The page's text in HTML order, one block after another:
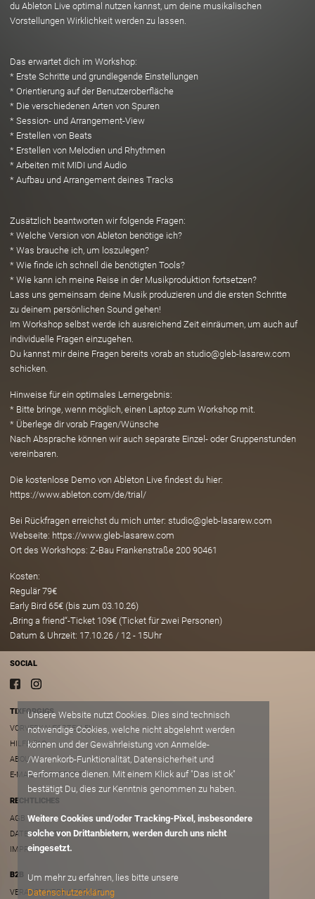
du Ableton Live optimal nutzen kannst, um deine musikalischen
Vorstellungen Wirklichkeit werden zu lassen.
Das erwartet dich im Workshop:
* Erste Schritte und grundlegende Einstellungen
* Orientierung auf der Benutzeroberfläche
* Die verschiedenen Arten von Spuren
* Session- und Arrangement-View
* Erstellen von Beats
* Erstellen von Melodien und Rhythmen
* Arbeiten mit MIDI und Audio
* Aufbau und Arrangement deines Tracks
Zusätzlich beantworten wir folgende Fragen:
* Welche Version von Ableton benötige ich?
* Was brauche ich, um loszulegen?
* Wie finde ich schnell die benötigten Tools?
* Wie kann ich meine Reise in der Musikproduktion fortsetzen?
Lass uns gemeinsam deine Musik produzieren und die ersten Schritte
zu deinem persönlichen Sound gehen!
Im Workshop selbst werde ich ausreichend Zeit einräumen, um auch auf
individuelle Fragen einzugehen.
Du kannst mir deine Fragen bereits vorab an studio@gleb-lasarew.com
schicken.
Hinweise für ein optimales Lernergebnis:
* Bitte bringe, wenn möglich, einen Laptop zum Workshop mit.
* Überlege dir vorab Fragen/Wünsche
Nach Absprache können wir auch separate Einzel- oder Gruppenstunden
vereinbaren.
Die kostenlose Demo von Ableton Live findest du hier:
https://www.ableton.com/de/trial/
Bei Rückfragen erreichst du mich unter: studio@gleb-lasarew.com
Webseite: https://www.gleb-lasarew.com
Ort des Workshops: Z-Bau Frankenstraße 200 90461
Kosten:
Regulär 79€
Early Bird 65€ (bis zum 03.10.26)
„Bring a friend“-Ticket 109€ (Ticket für zwei Personen)
Datum & Uhrzeit: 17.10.26 / 12 - 15Uhr
SOCIAL
TIXFORGIGS
VORVERKAUFSSTELLEN
HILFE/FAQ
ABOUT
E-MAIL AN SUPPORT
RECHTLICHES
AGB
DATENSCHUTZ
IMPRESSUM
B2B
VERANSTALTER ACCOUNT
Unsere Website nutzt Cookies. Dies sind technisch
notwendige Cookies, welche nicht abgelehnt werden
können und der Gewährleistung von Anmelde-
/Warenkorb-Funktionalität, Datensicherheit und
Performance dienen. Mit einem Klick auf "Das ist ok"
bestätigt Du, dies zur Kenntnis genommen zu haben.
Weitere Cookies und/oder Tracking-Pixel, insbesondere
solche von Drittanbietern, werden durch uns nicht
eingesetzt.
Um mehr zu erfahren, lies bitte unsere
Datenschutzerklärung